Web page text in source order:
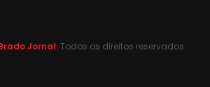
Jornal. Todos os direitos reservados.